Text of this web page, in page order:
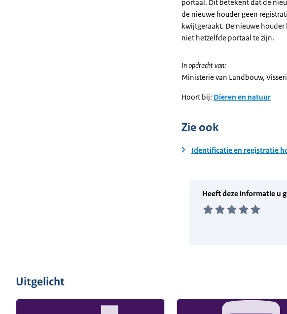
portaal. Dit betekent dat de
de nieuwe houder geen
kwijtgeraakt. De nieuwe
niet hetzelfde portaal te zijn.
In opdracht van:
Ministerie van Landbouw,
Hoort bij: Dieren en natuur
Zie ook
Identificatie en registratie
Uitgelicht